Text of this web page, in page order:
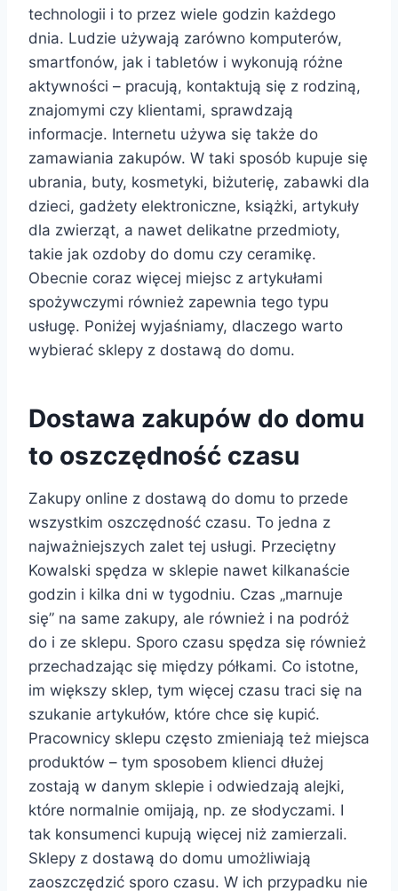
technologii i to przez wiele godzin każdego
dnia. Ludzie używają zarówno komputerów,
smartfonów, jak i tabletów i wykonują różne
aktywności – pracują, kontaktują się z rodziną,
znajomymi czy klientami, sprawdzają
informacje. Internetu używa się także do
zamawiania zakupów. W taki sposób kupuje się
ubrania, buty, kosmetyki, biżuterię, zabawki dla
dzieci, gadżety elektroniczne, książki, artykuły
dla zwierząt, a nawet delikatne przedmioty,
takie jak ozdoby do domu czy ceramikę.
Obecnie coraz więcej miejsc z artykułami
spożywczymi również zapewnia tego typu
usługę. Poniżej wyjaśniamy, dlaczego warto
wybierać sklepy z dostawą do domu.
Dostawa zakupów do domu
to oszczędność czasu
Zakupy online z dostawą do domu to przede
wszystkim oszczędność czasu. To jedna z
najważniejszych zalet tej usługi. Przeciętny
Kowalski spędza w sklepie nawet kilkanaście
godzin i kilka dni w tygodniu. Czas „marnuje
się” na same zakupy, ale również i na podróż
do i ze sklepu. Sporo czasu spędza się również
przechadzając się między półkami. Co istotne,
im większy sklep, tym więcej czasu traci się na
szukanie artykułów, które chce się kupić.
Pracownicy sklepu często zmieniają też miejsca
produktów – tym sposobem klienci dłużej
zostają w danym sklepie i odwiedzają alejki,
które normalnie omijają, np. ze słodyczami. I
tak konsumenci kupują więcej niż zamierzali.
Sklepy z dostawą do domu umożliwiają
zaoszczędzić sporo czasu. W ich przypadku nie